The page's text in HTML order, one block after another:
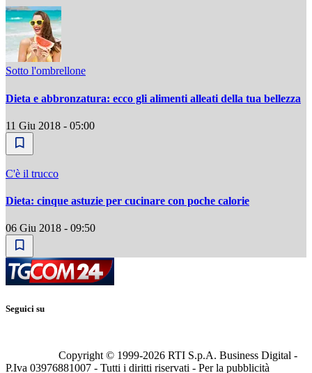
Sotto l'ombrellone
Dieta e abbronzatura: ecco gli alimenti alleati della tua bellezza
11 Giu 2018 - 05:00
C'è il trucco
Dieta: cinque astuzie per cucinare con poche calorie
06 Giu 2018 - 09:50
Seguici su
Copyright © 1999-2026 RTI S.p.A. Business Digital -
P.Iva 03976881007 - Tutti i diritti riservati - Per la pubblicità